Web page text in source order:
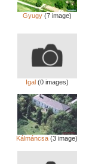
Gyugy(7 image)
Igal(0 images)
Kálmáncsa (3 image)